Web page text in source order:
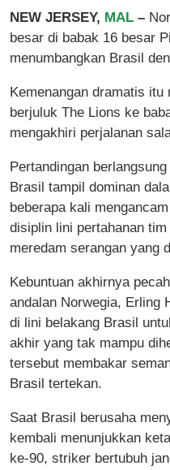
NEW JERSEY, MAL –
besar di babak 16 besar
menumbangkan Brasil
Kemenangan dramatis
berjuluk The Lions ke
mengakhiri perjalanan
Pertandingan
Brasil tampil dominan
beberapa kali
disiplin lini pertahanan
meredam serangan yang
Kebuntuan akhirnya
andalan Norwegia, Erling
di lini belakang Brasil
akhir yang tak mampu
tersebut membakar
Brasil tertekan.
Saat Brasil berusaha
kembali menunjukkan
ke-90, striker bertubuh